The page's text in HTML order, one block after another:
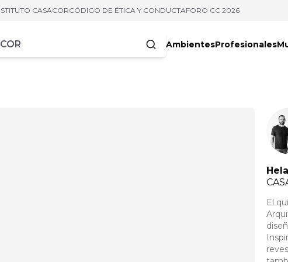
CASACORCÓDIGO DE ÉTICA Y CONDUCTAFORO CC 2026
AmbientesProfesionales
El